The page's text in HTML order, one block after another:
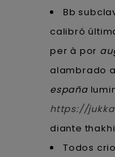
Bb
calibró
per à por
alambrado
españa
https://
diante
Todos